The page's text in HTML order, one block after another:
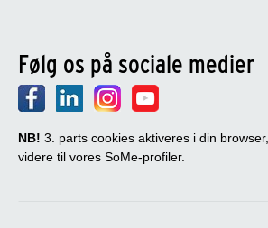
Følg os på sociale medier
NB! 3. parts cookies aktiveres i din
videre til vores SoMe-profiler.